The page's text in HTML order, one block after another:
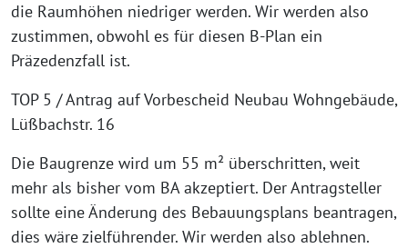
die Raumhöhen niedriger werden. Wir werden also
zustimmen, obwohl es für diesen B-Plan ein
Präzedenzfall ist.
TOP 5 / Antrag auf Vorbescheid Neubau Wohngebäude,
Lüßbachstr. 16
Die Baugrenze wird um 55 m² überschritten, weit
mehr als bisher vom BA akzeptiert. Der Antragsteller
sollte eine Änderung des Bebauungsplans beantragen,
dies wäre zielführender. Wir werden also ablehnen.